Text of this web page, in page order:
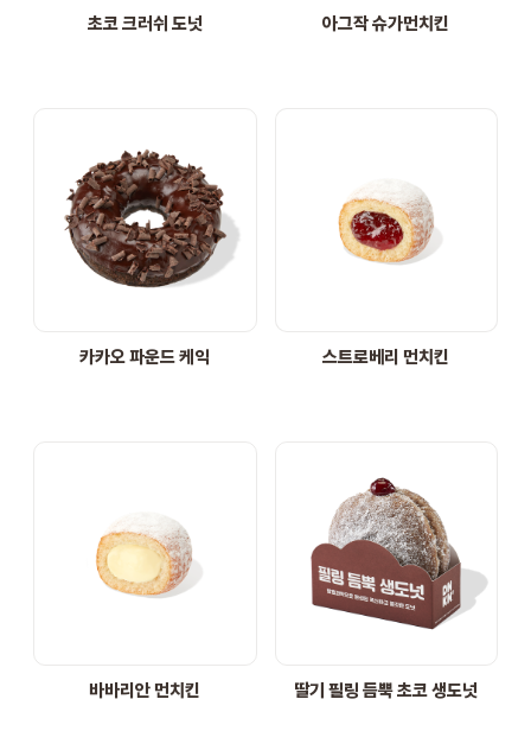
초코 크러쉬 도넛 아그작 슈가먼치킨
카카오 파운드 케익 스트로베리 먼치킨
바바리안 먼치킨 딸기 필링 듬뿍 초코 생도넛